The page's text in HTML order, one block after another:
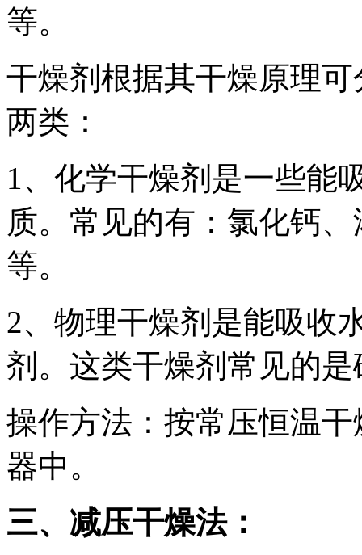
等。
干燥剂根据其干燥原理
两类：
1、化学干燥剂是一些能
质。常见的有：氯化钙
等。
2、物理干燥剂是能吸收
剂。这类干燥剂常见的是
操作方法：按常压恒温
器中。
三、减压干燥法：